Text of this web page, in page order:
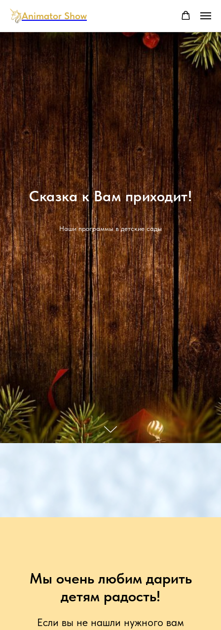
Animator Show
Cказка к Вам приходит!
Наши программы в детские сады
Мы очень любим дарить
детям радость!
Если вы не нашли нужного вам